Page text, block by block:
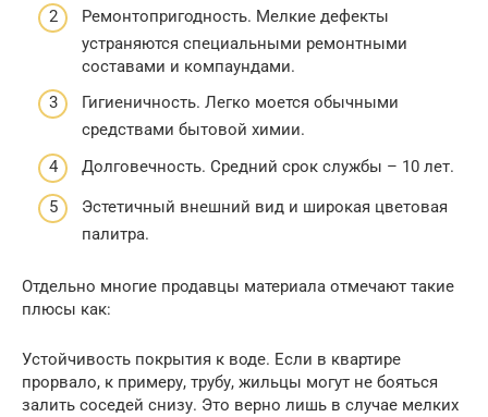
Ремонтопригодность. Мелкие дефекты
устраняются специальными ремонтными
составами и компаундами.
Гигиеничность. Легко моется обычными
средствами бытовой химии.
Долговечность. Средний срок службы – 10 лет.
Эстетичный внешний вид и широкая цветовая
палитра.
Отдельно многие продавцы материала отмечают такие
плюсы как:
Устойчивость покрытия к воде. Если в квартире
прорвало, к примеру, трубу, жильцы могут не бояться
залить соседей снизу. Это верно лишь в случае мелких